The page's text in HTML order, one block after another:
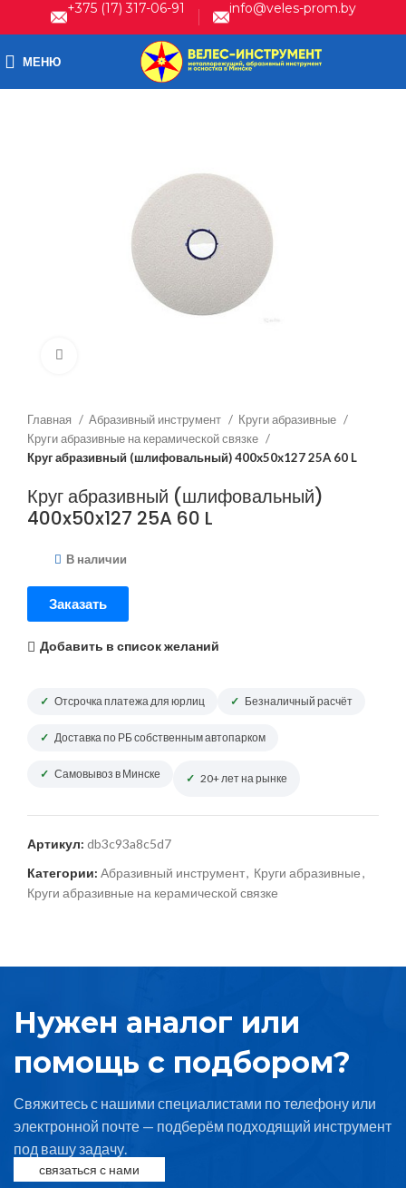
+375 (17) 317-06-91 info@veles-prom.by
МЕНЮ
Главная Абразивный инструмент
Круги абразивные
Круги абразивные на керамической связке
Круг абразивный (шлифовальный) 400x50x127 25A 60 L
Круг абразивный (шлифовальный)
400x50x127 25A 60 L
В наличии
Заказать
Добавить в список желаний
Отсрочка платежа для юрлиц Безналичный расчёт
Доставка по РБ собственным автопарком
Самовывоз в Минске 20+ лет на рынке
Артикул: db3c93a8c5d7
Категории: Абразивный инструмент, Круги абразивные,
Круги абразивные на керамической связке
Нужен аналог или
помощь с подбором?
Свяжитесь с нашими специалистами по телефону или
электронной почте — подберём подходящий инструмент
под вашу задачу.
связаться с нами